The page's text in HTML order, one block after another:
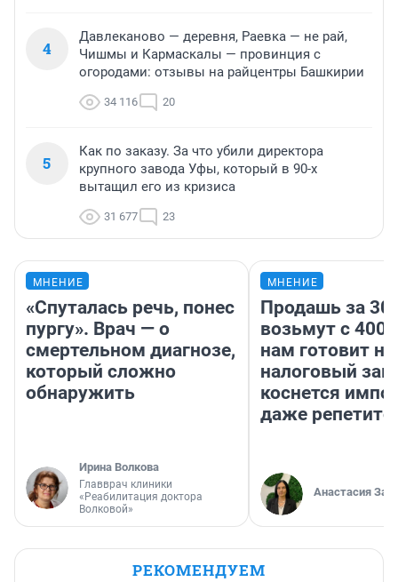
4
Давлеканово — деревня, Раевка — не рай,
Чишмы и Кармаскалы — провинция с
огородами: отзывы на райцентры Башкирии
34 116 20
5
Как по заказу. За что убили директора
крупного завода Уфы, который в 90-х
вытащил его из кризиса
31 677 23
МНЕНИЕ
«Спуталась речь, понес
пургу». Врач — о
смертельном диагнозе,
который сложно
обнаружить
Ирина Волкова
Главврач клиники
«Реабилитация доктора
Волковой»
МНЕНИЕ
Продашь за
возьмут с
нам готовит
налоговый
коснется
даже
Анастасия
РЕКОМЕНДУЕМ